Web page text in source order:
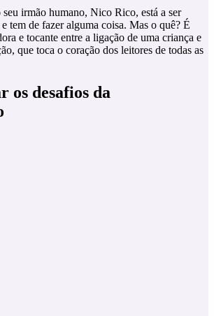
seu irmão humano, Nico Rico, está a ser
tem de fazer alguma coisa. Mas o quê? É
e tocante entre a ligação de uma criança e
que toca o coração dos leitores de todas as
os desafios da